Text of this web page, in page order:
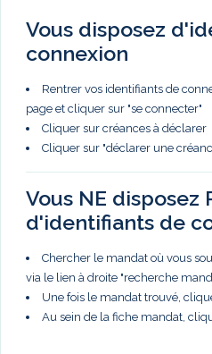
Vous disposez
connexion
Rentrer vos identifiants de
page et cliquer sur "se connecter"
Cliquer sur créances à déclarer
Cliquer sur "déclarer une
Vous NE disposez
d'identifiants de
Chercher le mandat où vous
via le lien à droite "recherche
Une fois le mandat trouvé,
Au sein de la fiche mandat,